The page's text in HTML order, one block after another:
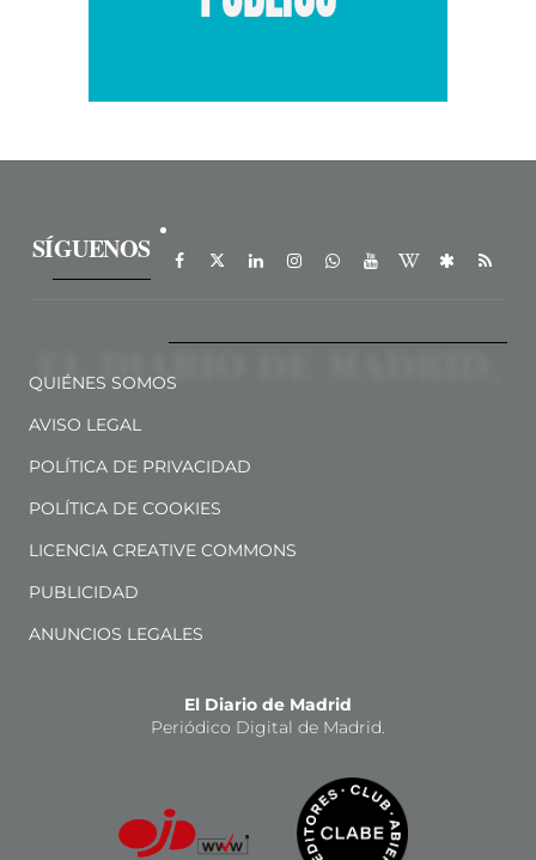
SÍGUENOS
QUIÉNES SOMOS
AVISO LEGAL
POLÍTICA DE PRIVACIDAD
POLÍTICA DE COOKIES
LICENCIA CREATIVE COMMONS
PUBLICIDAD
ANUNCIOS LEGALES
El Diario de Madrid
Periódico Digital de Madrid.